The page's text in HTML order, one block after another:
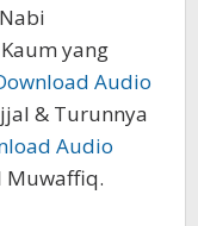
Audio
& Turunnya
Audio
Muwaffiq.